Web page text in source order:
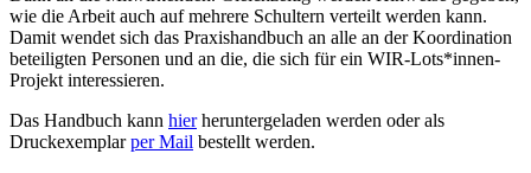
wie die Arbeit auch auf mehrere Schultern verteilt werden kann.
Damit wendet sich das Praxishandbuch an alle an der Koordination
beteiligten Personen und an die, die sich für ein WIR-Lots*innen-
Projekt interessieren.
Das Handbuch kann hierheruntergeladen werden oder als
Druckexemplarper Mail bestellt werden.